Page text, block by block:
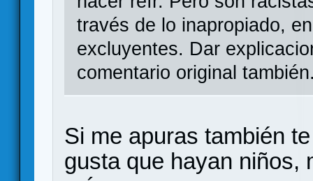
través de lo inapropiado,
excluyentes. Dar
comentario original
Si me apuras también
gusta que hayan niños,